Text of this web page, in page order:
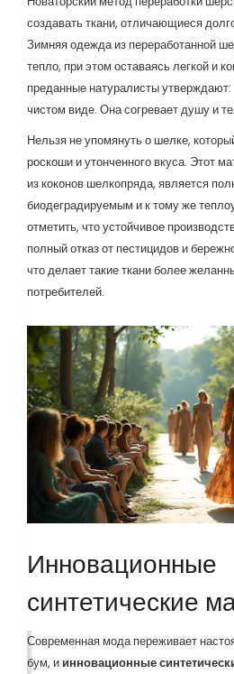
создавать ткани, отличающиеся
Зимняя одежда из переработанной
тепло, при этом оставаясь легкой и
преданные натуралисты
чистом виде. Она согревает душу и
Нельзя не упомянуть о шелке,
роскоши и утонченного вкуса. Этот
из коконов шелкопряда, является
биодеградируемым и к тому же
отметить, что устойчивое
полный отказ от пестицидов и
что делает такие ткани более
потребителей.
Инновационные
синтетические
Современная мода переживает
бум, и инновационные